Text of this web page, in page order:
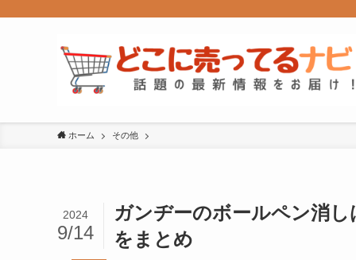
ホーム その他
ガンヂーのボールペン消
をまとめ
2024
9/14